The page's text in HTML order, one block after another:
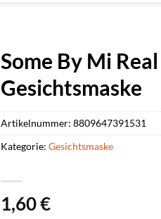
Some By Mi
Gesichtsmaske
1,60€
Artikelnummer: 8809647391531
Kategorie: Gesichtsmaske